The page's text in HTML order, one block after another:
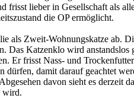
frisst lieber in Gesellschaft als
die OP ermöglicht.
als Zweit-Wohnungskatze ab.
Das Katzenklo wird anstandslos
Er frisst Nass- und
dürfen, damit darauf geachtet
davon sieht es derzeit
wird.